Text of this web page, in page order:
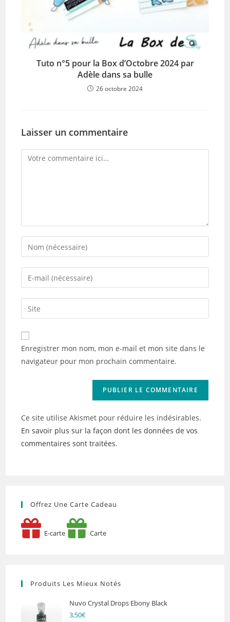
Tuto n°5 pour la Box d’Octobre 2024 par
Adèle dans sa bulle
26 octobre 2024
Laisser un commentaire
Comment
Enter
your
name
comment
Enter
your
email
address
comment
Saisir
l’URL
de
votre
(facultatif)
Enregistrer mon nom, mon e-mail et mon site dans le
navigateur pour mon prochain commentaire.
Ce site utilise Akismet pour réduire les indésirables.
En savoir plus sur la façon dont les données de vos
commentaires sont traitées.
Offrez Une Carte Cadeau
E-carte Carte
Produits Les Mieux Notés
Nuvo Crystal Drops Ebony Black
3,50€